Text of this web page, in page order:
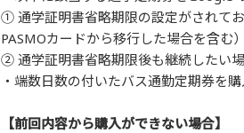
① 通学証明書省略期限の設定がされて
PASMOカードから移行した場合を含む）
② 通学証明書省略期限後も継続したい
・端数日数の付いたバス通勤定期券を
【前回内容から購入ができない場合】